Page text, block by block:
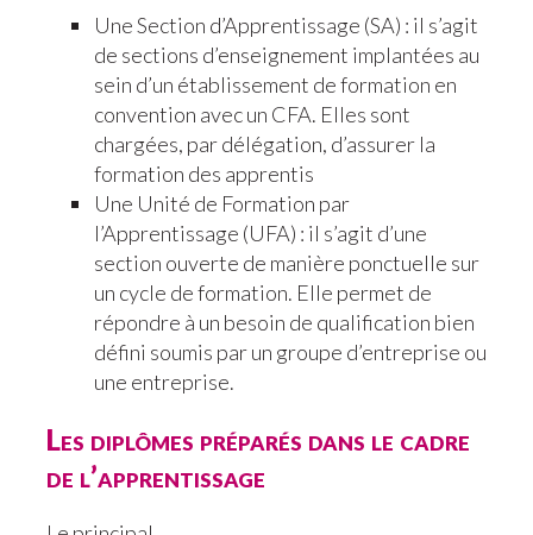
Une Section d’Apprentissage (SA) : il s’agit
de sections d’enseignement implantées au
sein d’un établissement de formation en
convention avec un CFA. Elles sont
chargées, par délégation, d’assurer la
formation des apprentis
Une Unité de Formation par
l’Apprentissage (UFA) : il s’agit d’une
section ouverte de manière ponctuelle sur
un cycle de formation. Elle permet de
répondre à un besoin de qualification bien
défini soumis par un groupe d’entreprise ou
une entreprise.
Les diplômes préparés dans le cadre
de l’apprentissage